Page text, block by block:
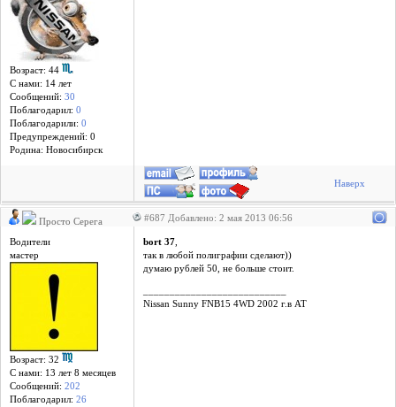
Возраст: 44
С нами: 14 лет
Сообщений: 30
Поблагодарил: 0
Поблагодарили: 0
Предупреждений: 0
Родина: Новосибирск
Наверх
Просто Серега #687 Добавлено: 2 мая 2013 06:56
Водители
мастер
Возраст: 32
С нами: 13 лет 8 месяцев
Сообщений: 202
Поблагодарил: 26
bort 37
так в любой полиграфии сделают))
думаю рублей 50, не больше стоит.
Nissan Sunny FNB15 4WD 2002 г.в АТ